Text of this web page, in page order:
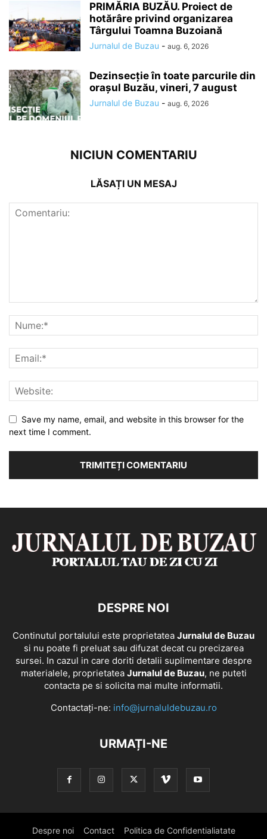
PRIMĂRIA BUZĂU. Proiect de
hotărâre privind organizarea
Târgului Toamna Buzoiană
Jurnalul de Buzau - aug. 6, 2026
Dezinsecție în toate parcurile din
orașul Buzău, vineri, 7 august
Jurnalul de Buzau - aug. 6, 2026
NICIUN COMENTARIU
LĂSAȚI UN MESAJ
Save my name, email, and website in this browser for the
next time I comment.
DESPRE NOI
Continutul portalului este proprietatea Jurnalul de Buzau
si nu poate fi preluat sau difuzat decat cu precizarea
sursei. In cazul in care doriti detalii suplimentare despre
materialele, proprietatea Jurnalul de Buzau, ne puteti
contacta pe si solicita mai multe informatii.
Contactați-ne: info@jurnaluldebuzau.ro
URMAȚI-NE
Despre noi Contact Politica de Confidentialiatate